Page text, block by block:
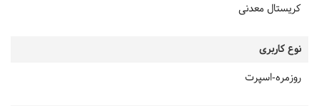
کریستال معدنی
نوع کاربری
روزمره-اسپرت